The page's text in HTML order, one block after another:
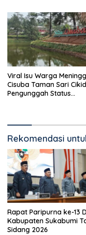
Viral Isu Warga
Cisuba Taman Sari
Pengunggah Status
Rekomendasi
Rapat Paripurna ke-13
Kabupaten Sukabumi
Sidang 2026